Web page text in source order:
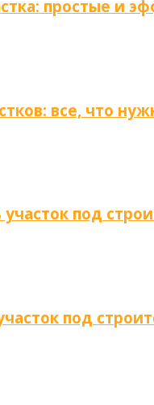
простые и
все, что
под
под